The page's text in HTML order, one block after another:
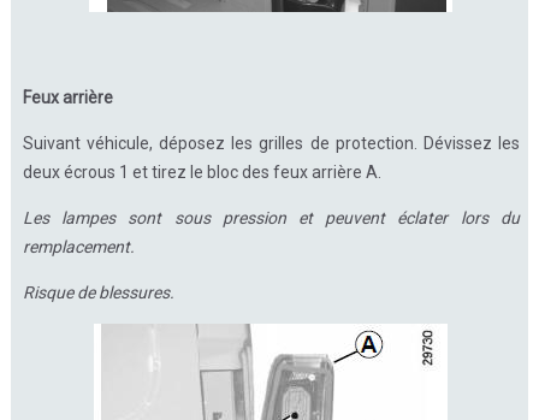
Feux arrière
Suivant véhicule, déposez les grilles de protection. Dévissez les
deux écrous 1 et tirez le bloc des feux arrière A.
Les lampes sont sous pression et peuvent éclater lors du
remplacement.
Risque de blessures.